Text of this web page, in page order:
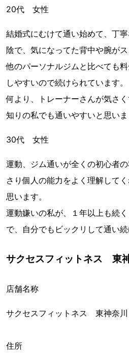
20代 女性
結婚式にむけて通い始めて、丁
陰で、気になってた背中や腕がス
他のパーソナルジムと比べても
しやすいので続けられています。
何より、トレーナーさんが気さ
知りの私でも通いやすいと思いま
30代 女性
運動、ジム通いが全くの初心者
さり個人の能力をよく理解して
思います。
運動嫌いの私が、１年以上も続
で、自分でもビックリして通い続
サクセスフィットネス 東
店舗名称
サクセスフィットネス 東神奈川
住所